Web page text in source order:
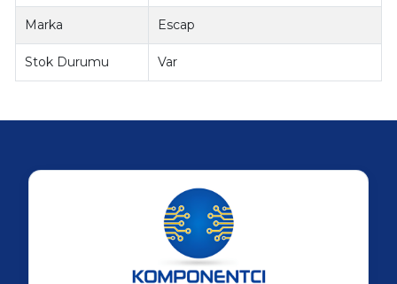
Marka Escap
Stok Durumu Var